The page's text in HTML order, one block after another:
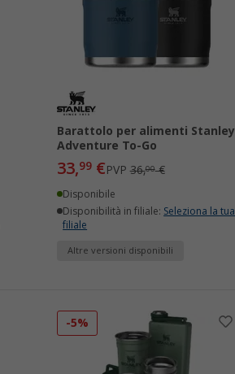
Barattolo per alimenti Stanley
Adventure To-Go
33,99€PVP36,00€
Disponibile
Disponibilità in filiale: Seleziona la tua
filiale
Altre versioni disponibili
-5%